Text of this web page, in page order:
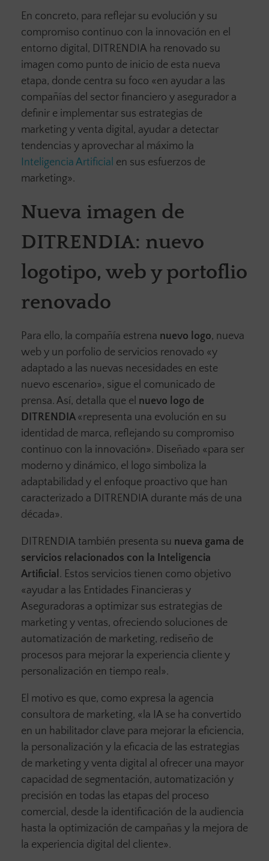
En concreto, para reflejar su evolución y su
compromiso continuo con la innovación en el
entorno digital, DITRENDIA ha renovado su
imagen como punto de inicio de esta nueva
etapa, donde centra su foco «en ayudar a las
compañías del sector financiero y asegurador a
definir e implementar sus estrategias de
marketing y venta digital, ayudar a detectar
tendencias y aprovechar al máximo la
Inteligencia Artificial en sus esfuerzos de
marketing».
Nueva imagen de
DITRENDIA: nuevo
logotipo, web y portoflio
renovado
Para ello, la compañía estrena nuevo logo, nueva
web y un porfolio de servicios renovado «y
adaptado a las nuevas necesidades en este
nuevo escenario», sigue el comunicado de
prensa. Así, detalla que el nuevo logo de
DITRENDIA «representa una evolución en su
identidad de marca, reflejando su compromiso
continuo con la innovación». Diseñado «para ser
moderno y dinámico, el logo simboliza la
adaptabilidad y el enfoque proactivo que han
caracterizado a DITRENDIA durante más de una
década».
DITRENDIA también presenta su nueva gama de
servicios relacionados con la Inteligencia
Artificial. Estos servicios tienen como objetivo
«ayudar a las Entidades Financieras y
Aseguradoras a optimizar sus estrategias de
marketing y ventas, ofreciendo soluciones de
automatización de marketing, rediseño de
procesos para mejorar la experiencia cliente y
personalización en tiempo real».
El motivo es que, como expresa la agencia
consultora de marketing, «la IA se ha convertido
en un habilitador clave para mejorar la eficiencia,
la personalización y la eficacia de las estrategias
de marketing y venta digital al ofrecer una mayor
capacidad de segmentación, automatización y
precisión en todas las etapas del proceso
comercial, desde la identificación de la audiencia
hasta la optimización de campañas y la mejora de
la experiencia digital del cliente».